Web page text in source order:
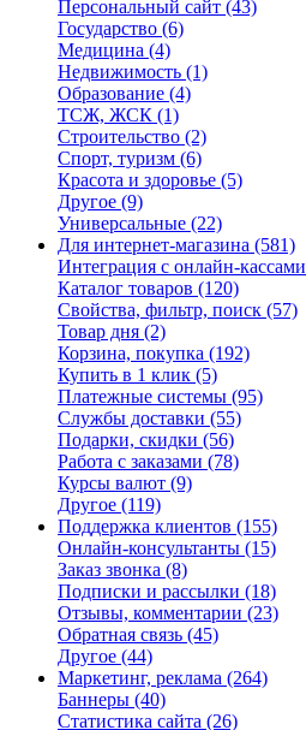
Персональный сайт (43)
Государство (6)
Медицина (4)
Недвижимость (1)
Образование (4)
ТСЖ, ЖСК (1)
Строительство (2)
Спорт, туризм (6)
Красота и здоровье (5)
Другое (9)
Универсальные (22)
Для интернет-магазина (581)
Интеграция с онлайн-кассами
Каталог товаров (120)
Свойства, фильтр, поиск (57)
Товар дня (2)
Корзина, покупка (192)
Купить в 1 клик (5)
Платежные системы (95)
Службы доставки (55)
Подарки, скидки (56)
Работа с заказами (78)
Курсы валют (9)
Другое (119)
Поддержка клиентов (155)
Онлайн-консультанты (15)
Заказ звонка (8)
Подписки и рассылки (18)
Отзывы, комментарии (23)
Обратная связь (45)
Другое (44)
Маркетинг, реклама (264)
Баннеры (40)
Статистика сайта (26)